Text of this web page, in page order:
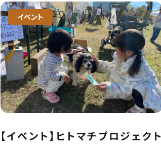
イベント
【イベント】ヒトマチプロジェクト